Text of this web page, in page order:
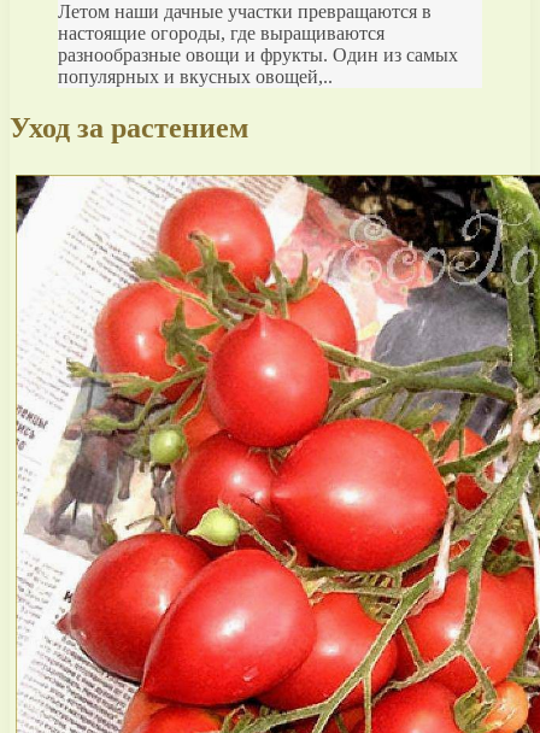
Летом наши дачные участки превращаются в
настоящие огороды, где выращиваются
разнообразные овощи и фрукты. Один из самых
популярных и вкусных овощей,..
Уход за растением